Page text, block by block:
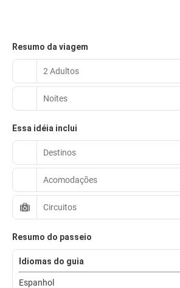
Resumo da viagem
2 Adultos
Noites
Essa idéia inclui
Destinos
Acomodações
Circuitos
Resumo do passeio
Idiomas do guia
Espanhol